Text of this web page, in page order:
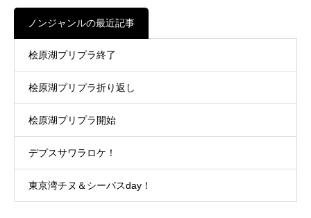
ノンジャンルの最近記事
桧原湖プリプラ終了
桧原湖プリプラ折り返し
桧原湖プリプラ開始
デプスサワラロケ！
東京湾チヌ＆シーバスday！